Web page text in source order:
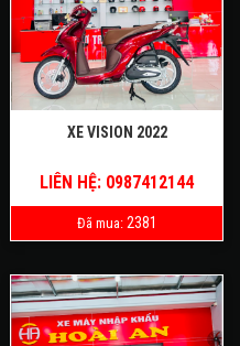
XE VISION 2022
LIÊN HỆ: 0987412144
Đã mua: 2381